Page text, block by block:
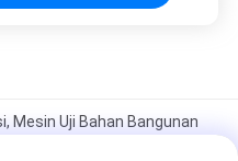
Mesin Uji Bahan Bangunan